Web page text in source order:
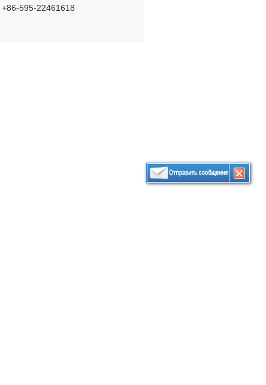
+86-595-22461618